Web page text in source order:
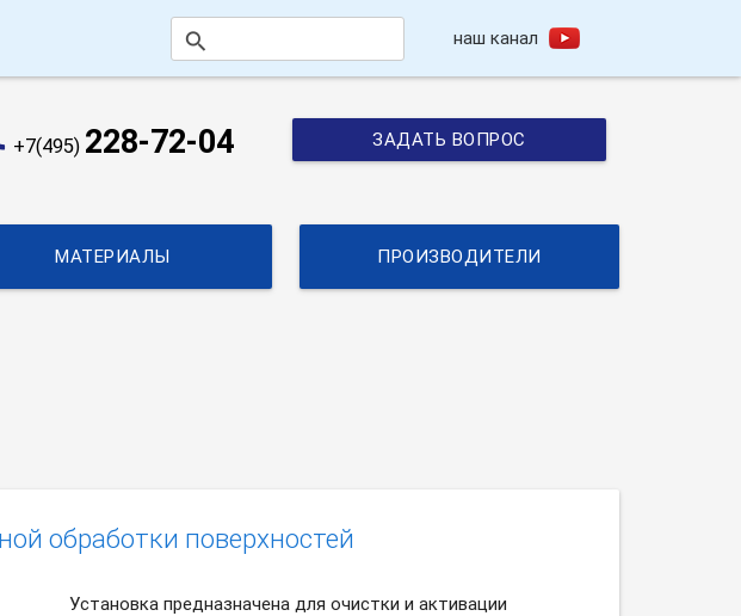
search наш канал
+7(495) 228-72-04 ЗАДАТЬ ВОПРОС
МАТЕРИАЛЫ ПРОИЗВОДИТЕЛИ
обработки поверхностей
Установка предназначена для очистки и активации